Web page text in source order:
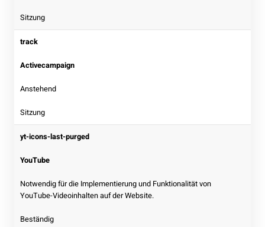
Sitzung
track
Activecampaign
Anstehend
Sitzung
yt-icons-last-purged
YouTube
Notwendig für die Implementierung und Funktionalität von
YouTube-Videoinhalten auf der Website.
Beständig